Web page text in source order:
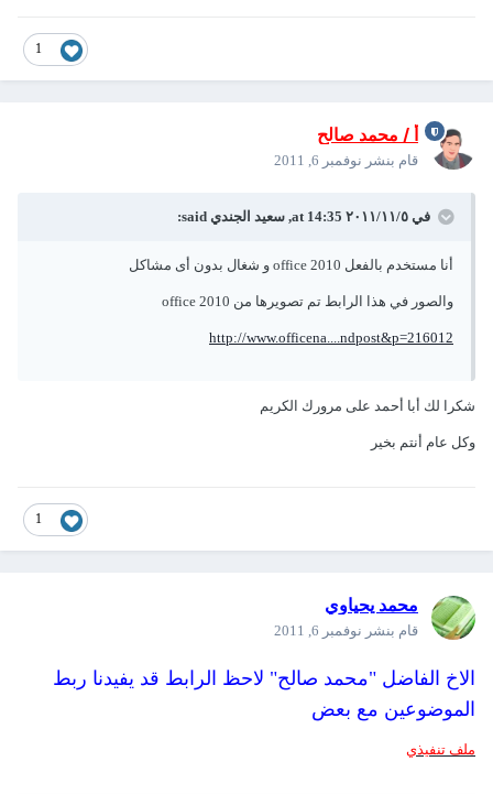
1
أ / محمد صالح
قام بنشر نوفمبر 6, 2011
في ٥‏/١١‏/٢٠١١ at 14:35, سعيد الجندي said:
أنا مستخدم بالفعل office 2010 و شغال بدون أى مشاكل
والصور في هذا الرابط تم تصويرها من office 2010
http://www.officena....ndpost&p=216012
شكرا لك أبا أحمد على مرورك الكريم
وكل عام أنتم بخير
1
محمد يحياوي
قام بنشر نوفمبر 6, 2011
الاخ الفاضل "محمد صالح" لاحظ الرابط قد يفيدنا ربط
الموضوعين مع بعض
ملف تنفيذي